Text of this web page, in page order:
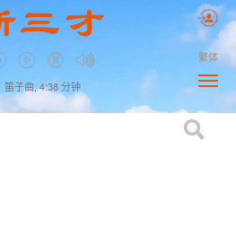
笛子曲, 4:38 分钟
繁体